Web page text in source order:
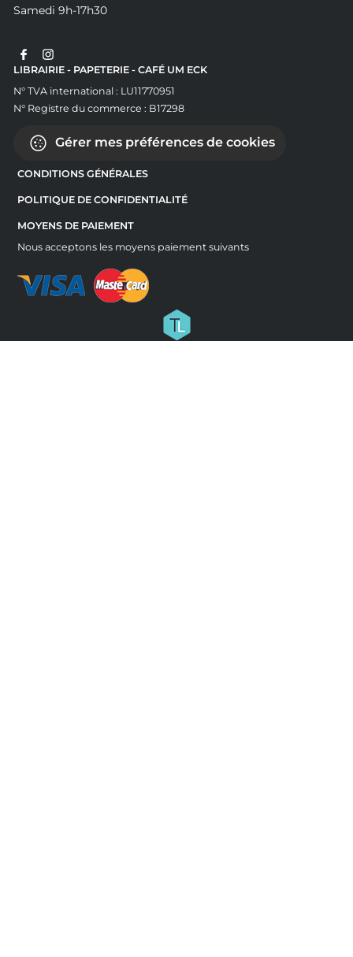
Samedi 9h-17h30
LIBRAIRIE - PAPETERIE - CAFÉ UM ECK
N° TVA international : LU11770951
N° Registre du commerce : B17298
Gérer mes préférences de cookies
CONDITIONS GÉNÉRALES
POLITIQUE DE CONFIDENTIALITÉ
MOYENS DE PAIEMENT
Nous acceptons les moyens paiement suivants